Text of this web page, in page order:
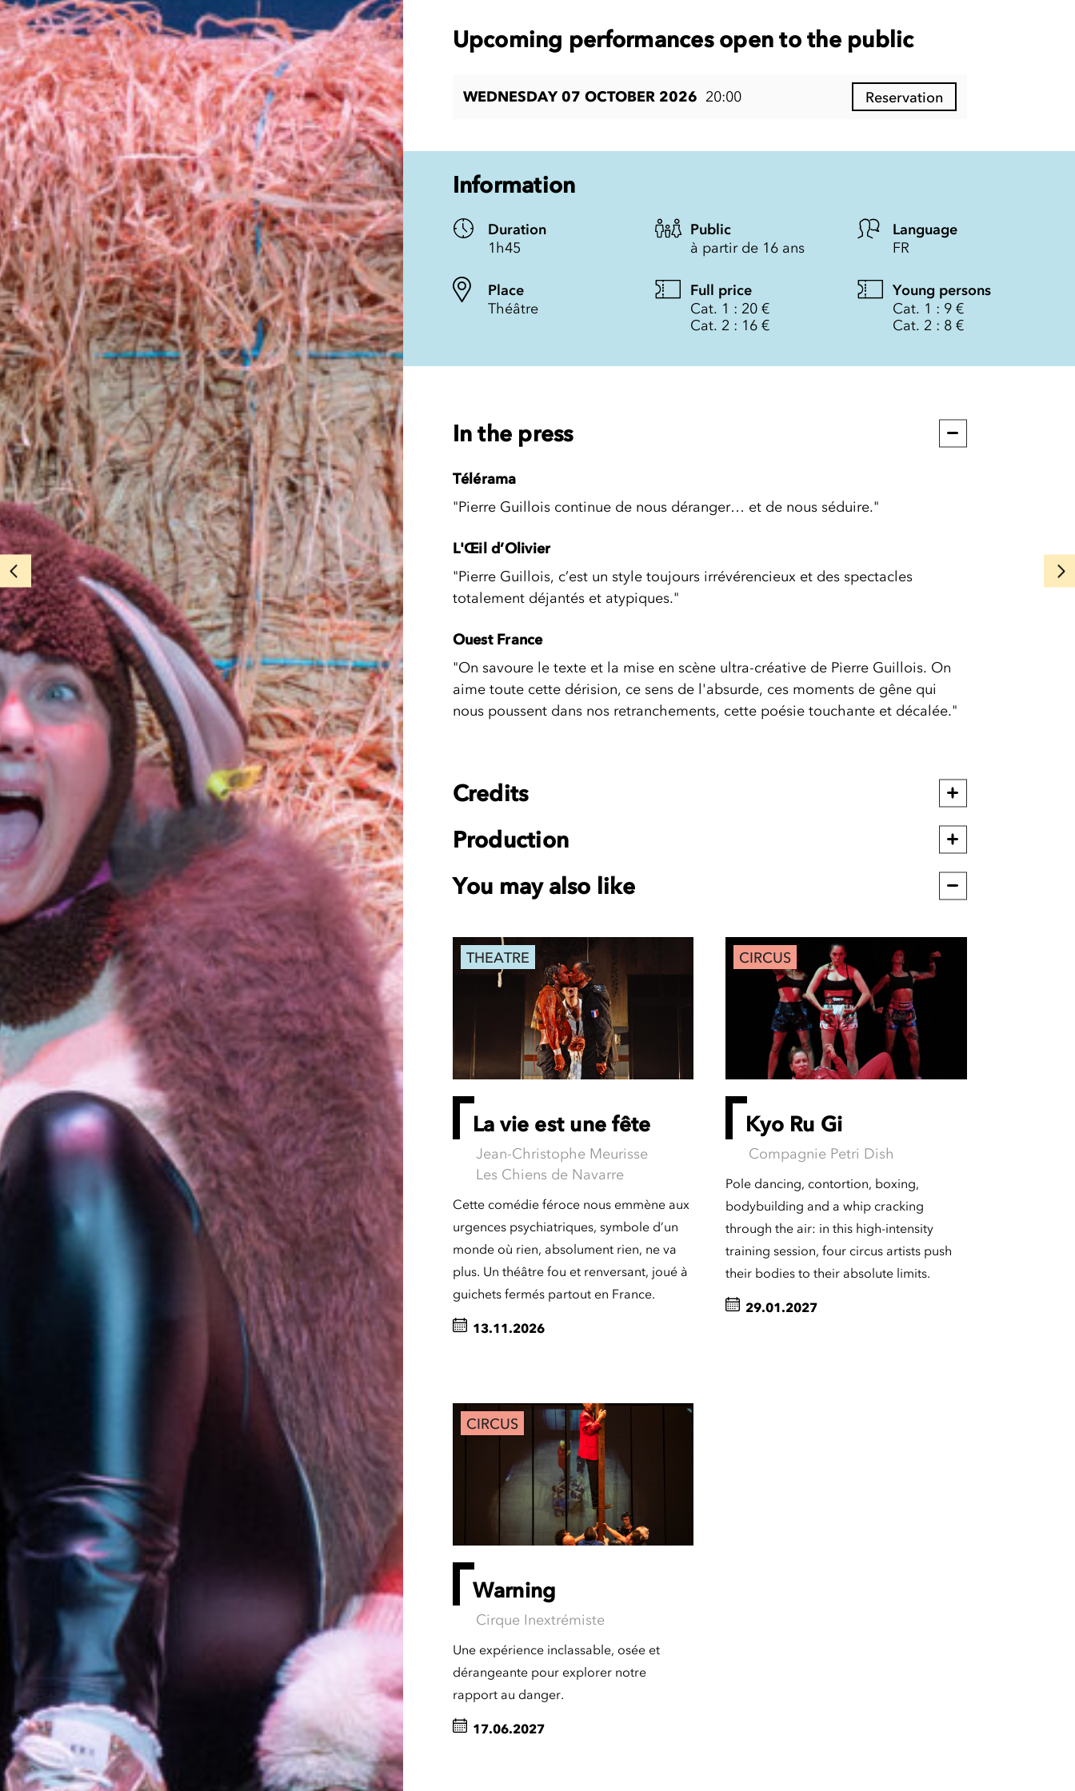
Upcoming performances open to the public
WEDNESDAY 07 OCTOBER 2026 20:00 Reservation
Information
Duration
1h45
Public
à partir de 16 ans
Language
FR
Place
Théâtre
Full price
Cat. 1 : 20 €
Cat. 2 : 16 €
Young persons
Cat. 1 : 9 €
Cat. 2 : 8 €
In the press
Télérama
"Pierre Guillois continue de nous déranger… et de nous séduire."
L'Œil d’Olivier
"Pierre Guillois, c’est un style toujours irrévérencieux et des spectacles
totalement déjantés et atypiques."
Ouest France
"On savoure le texte et la mise en scène ultra-créative de Pierre Guillois. On
aime toute cette dérision, ce sens de l'absurde, ces moments de gêne qui
nous poussent dans nos retranchements, cette poésie touchante et décalée."
Credits
Production
You may also like
THEATRE
La vie est une fête
Jean-Christophe Meurisse
Les Chiens de Navarre
Cette comédie féroce nous emmène aux
urgences psychiatriques, symbole d’un
monde où rien, absolument rien, ne va
plus. Un théâtre fou et renversant, joué à
guichets fermés partout en France.
13.11.2026
CIRCUS
Kyo Ru Gi
Compagnie Petri Dish
Pole dancing, contortion, boxing,
bodybuilding and a whip cracking
through the air: in this high-intensity
training session, four circus artists push
their bodies to their absolute limits.
29.01.2027
CIRCUS
Warning
Cirque Inextrémiste
Une expérience inclassable, osée et
dérangeante pour explorer notre
rapport au danger.
17.06.2027